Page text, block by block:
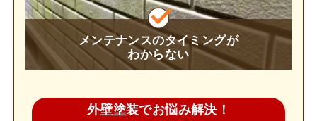
メンテナンスのタイミングが
わからない
外壁塗装でお悩み解決！